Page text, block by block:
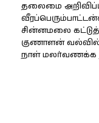
தலைமை
சின்னமலை
குணாளன் வல்வில்
நாள் மலர்வணக்க